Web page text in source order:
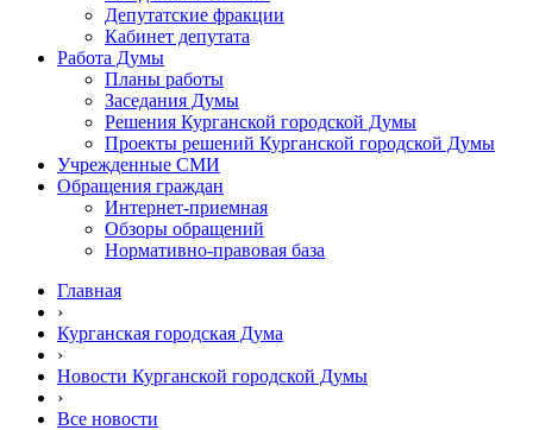
Депутатские фракции
Кабинет депутата
Работа Думы
Планы работы
Заседания Думы
Решения Курганской городской Думы
Проекты решений Курганской городской Думы
Учрежденные СМИ
Обращения граждан
Интернет-приемная
Обзоры обращений
Нормативно-правовая база
Главная
›
Курганская городская Дума
›
Новости Курганской городской Думы
›
Все новости